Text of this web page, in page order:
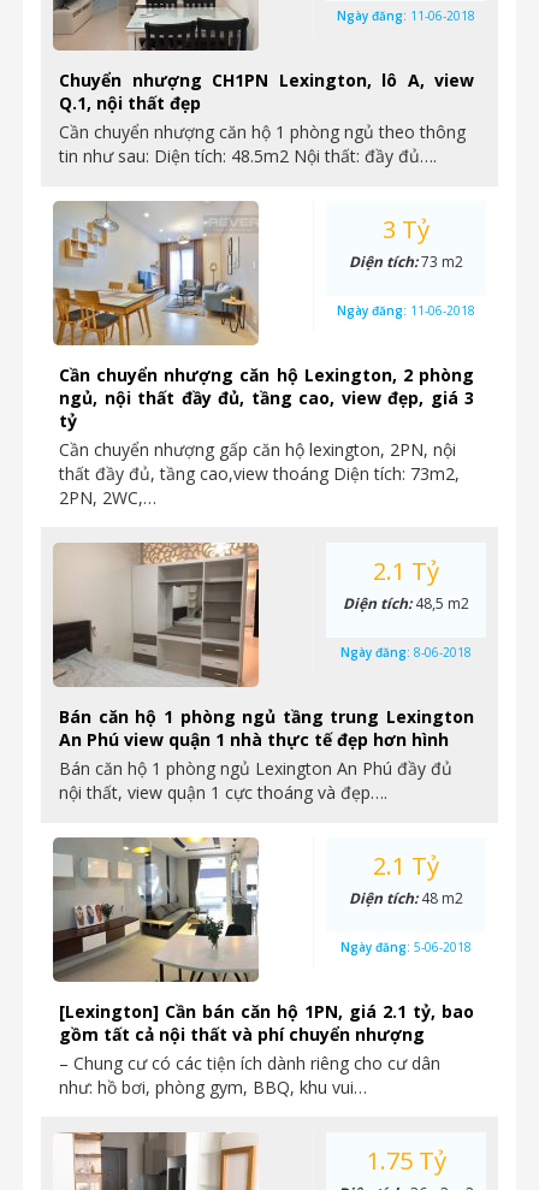
Chuyển nhượng CH1PN Lexington, lô A, view
Q.1, nội thất đẹp
Cần chuyển nhượng căn hộ 1 phòng ngủ theo thông
tin như sau: Diện tích: 48.5m2 Nội thất: đầy đủ….
Ngày đăng: 11-06-2018
Cần chuyển nhượng căn hộ Lexington, 2 phòng
ngủ, nội thất đầy đủ, tầng cao, view đẹp, giá 3
tỷ
Cần chuyển nhượng gấp căn hộ lexington, 2PN, nội
thất đầy đủ, tầng cao,view thoáng Diện tích: 73m2,
2PN, 2WC,…
3 Tỷ
Diện tích:73 m2
Ngày đăng: 11-06-2018
Bán căn hộ 1 phòng ngủ tầng trung Lexington
An Phú view quận 1 nhà thực tế đẹp hơn hình
Bán căn hộ 1 phòng ngủ Lexington An Phú đầy đủ
nội thất, view quận 1 cực thoáng và đẹp….
2.1 Tỷ
Diện tích:48,5 m2
Ngày đăng: 8-06-2018
[Lexington] Cần bán căn hộ 1PN, giá 2.1 tỷ, bao
gồm tất cả nội thất và phí chuyển nhượng
– Chung cư có các tiện ích dành riêng cho cư dân
như: hồ bơi, phòng gym, BBQ, khu vui…
2.1 Tỷ
Diện tích:48 m2
Ngày đăng: 5-06-2018
1.75 Tỷ